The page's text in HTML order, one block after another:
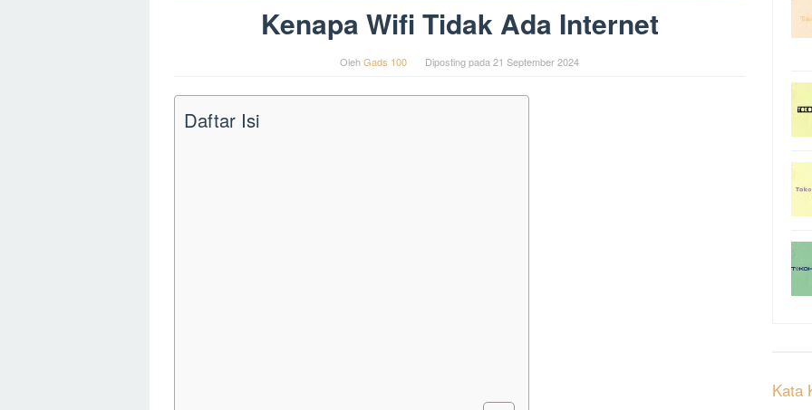
Kenapa Wifi Tidak Ada Internet
OlehGads 100 Diposting pada 21 September 2024
Daftar Isi
Kata